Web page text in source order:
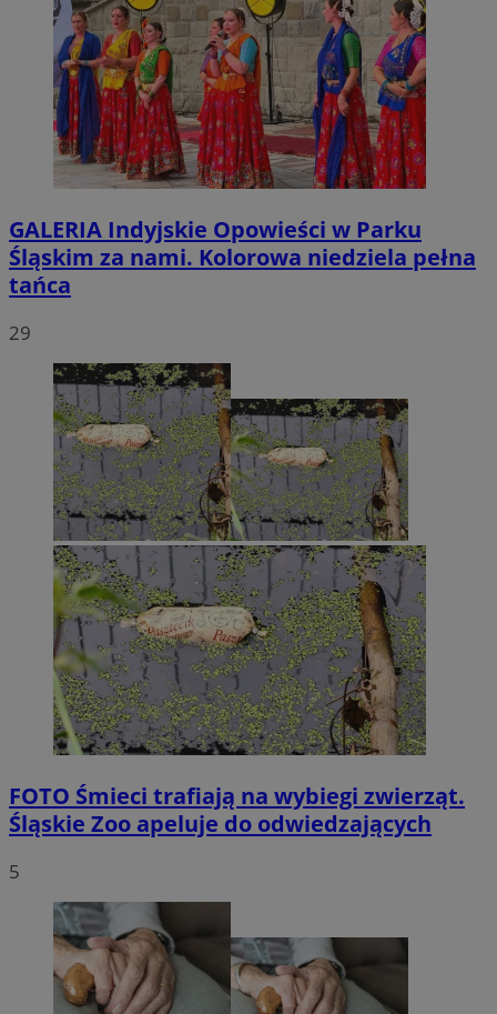
GALERIA Indyjskie Opowieści w Parku
Śląskim za nami. Kolorowa niedziela pełna
tańca
29
FOTO Śmieci trafiają na wybiegi zwierząt.
Śląskie Zoo apeluje do odwiedzających
5